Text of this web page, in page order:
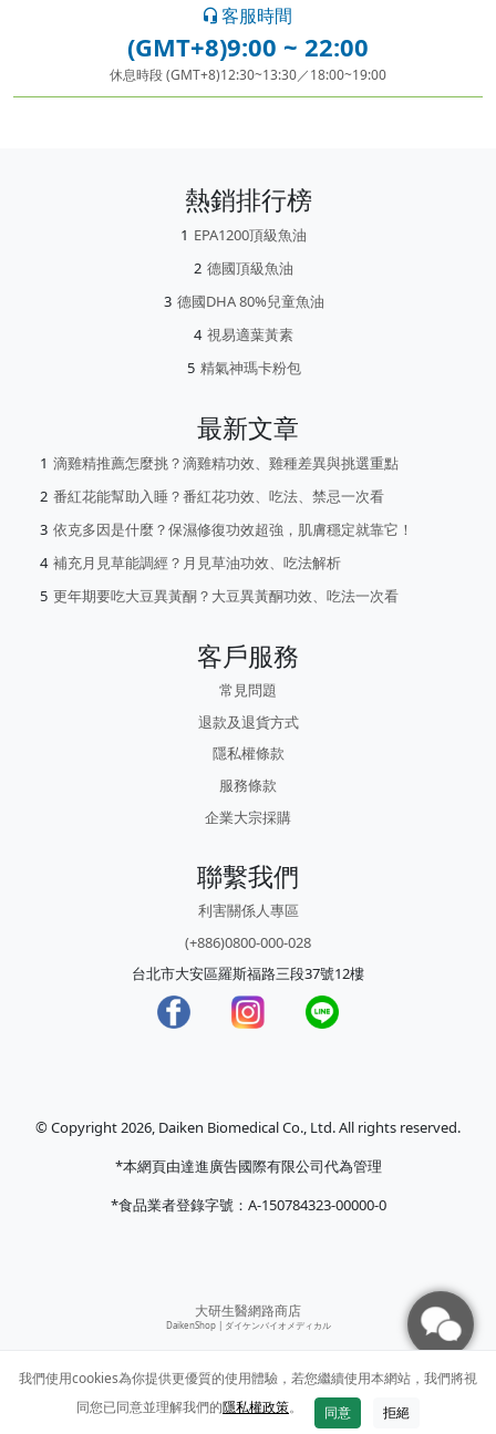
客服時間
(GMT+8)9:00 ~ 22:00
休息時段 (GMT+8)12:30~13:30／18:00~19:00
熱銷排行榜
EPA1200頂級魚油
德國頂級魚油
德國DHA 80%兒童魚油
視易適葉黃素
精氣神瑪卡粉包
最新文章
滴雞精推薦怎麼挑？滴雞精功效、雞種差異與挑選重點
番紅花能幫助入睡？番紅花功效、吃法、禁忌一次看
依克多因是什麼？保濕修復功效超強，肌膚穩定就靠它！
補充月見草能調經？月見草油功效、吃法解析
更年期要吃大豆異黃酮？大豆異黃酮功效、吃法一次看
客戶服務
常見問題
退款及退貨方式
隱私權條款
服務條款
企業大宗採購
聯繫我們
利害關係人專區
(+886)0800-000-028
台北市大安區羅斯福路三段37號12樓
© Copyright 2026, Daiken Biomedical Co., Ltd. All rights reserved.
*本網頁由達進廣告國際有限公司代為管理
*食品業者登錄字號：A-150784323-00000-0
大研生醫網路商店
DaikenShop | ダイケンバイオメディカル
我們使用cookies為你提供更優質的使用體驗，若您繼續使用本網站，我們將視
同您已同意並理解我們的隱私權政策。 同意 拒絕